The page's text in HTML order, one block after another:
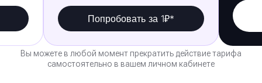
Попробовать за 1₽*
Вы можете в любой момент прекратить действие тарифа
самостоятельно в вашем личном кабинете